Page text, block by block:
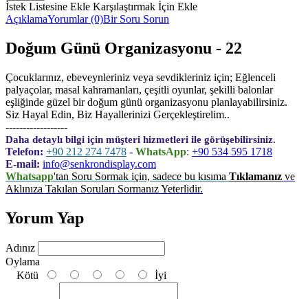
İstek Listesine Ekle Karşılaştırmak İçin Ekle
AçıklamaYorumlar (0)Bir Soru Sorun
Doğum Günü Organizasyonu - 22
Çocuklarınız, ebeveynleriniz veya sevdikleriniz için; Eğlenceli
palyaçolar, masal kahramanları, çeşitli oyunlar, şekilli balonlar
eşliğinde güzel bir doğum günü organizasyonu planlayabilirsiniz.
Siz Hayal Edin, Biz Hayallerinizi Gerçekleştirelim..
------------------
Daha detaylı bilgi için müşteri hizmetleri ile görüşebilirsiniz.
Telefon: +90 212 274 7478 - WhatsApp: +90 534 595 1718
E-mail: info@senkrondisplay.com
Whatsapp'tan Soru Sormak için, sadece bu kısıma Tıklamanız ve
Aklınıza Takılan Soruları Sormanız Yeterlidir.
Yorum Yap
Adınız
Oylama
Kötü
İyi